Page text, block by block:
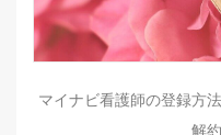
マイナビ看護師の登録方
解